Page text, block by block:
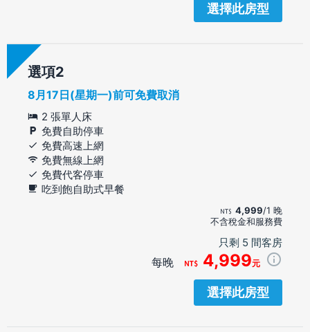
選擇此房型
選項
8月17日(星期一)前可免費取消
2 張單人床
免費自助停車
免費高速上網
免費無線上網
免費代客停車
吃到飽自助式早餐
4,999/1 晚
不含稅金和服務費
只剩 5 間客房
每晚 4,999元
選擇此房型